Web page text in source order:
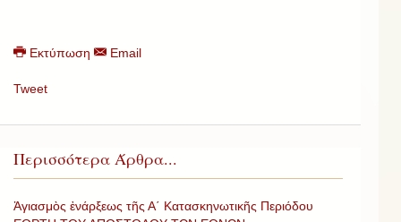
Εκτύπωση Email
Tweet
Περισσότερα Άρθρα...
Ἀγιασμὸς ἐνάρξεως τῆς Α΄ Κατασκηνωτικῆς Περιόδου